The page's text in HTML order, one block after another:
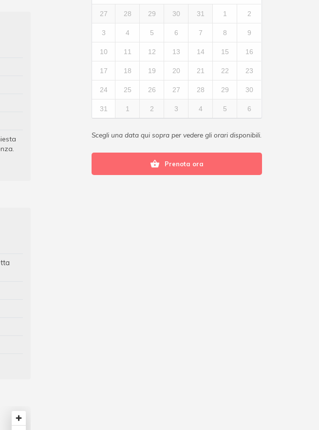
27 28 29 30 31 1 2
3 4 5 6 7 8 9
10 11 12 13 14 15 16
17 18 19 20 21 22 23
24 25 26 27 28 29 30
31 1 2 3 4 5 6
Scegli una data qui sopra per vedere gli orari disponibili.
Prenota ora